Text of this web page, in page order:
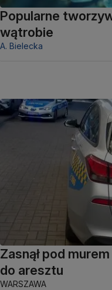
Popularne
wątrobie
A. Bielecka
Zasnął pod
do aresztu
WARSZAWA